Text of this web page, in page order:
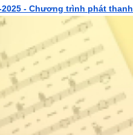
- Chương trình phát thanh